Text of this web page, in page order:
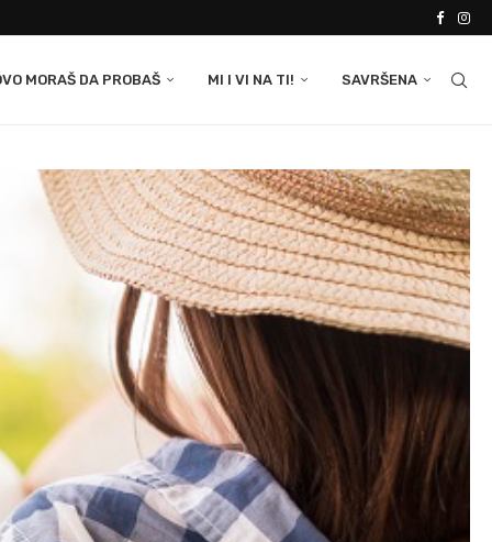
MORAŠ DA PROBAŠ MI I VI NA TI! SAVRŠENA